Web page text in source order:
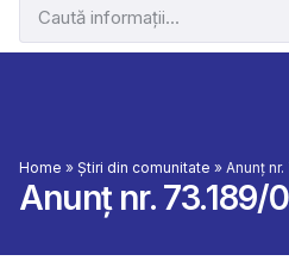
Home » Știri din comunitate » Anunț nr.
Anunț nr. 73.189/